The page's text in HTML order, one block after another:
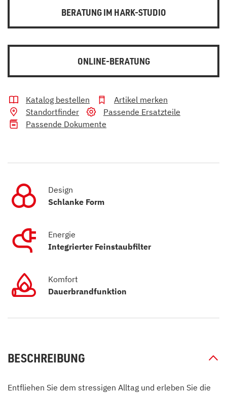
BERATUNG IM HARK-STUDIO
ONLINE-BERATUNG
Katalog bestellen
Artikel merken
Standortfinder
Passende Ersatzteile
Passende Dokumente
Design
Schlanke Form
Energie
Integrierter Feinstaubfilter
Komfort
Dauerbrandfunktion
BESCHREIBUNG
Entfliehen Sie dem stressigen Alltag und erleben Sie die